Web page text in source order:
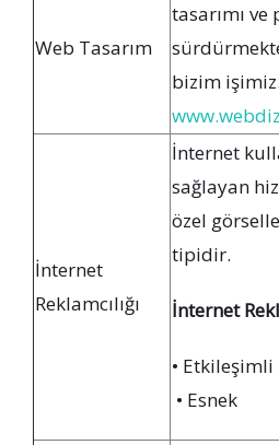
Web Tasarım
tasarımı
bizim
İnternet
Reklamcılığı
İnternet
sağlayan
özel
tipidir.
İnternet
•
• Esnek